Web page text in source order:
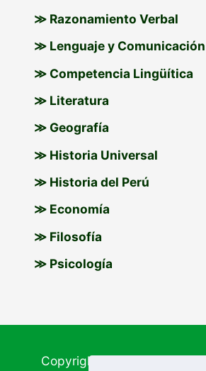
≫ Razonamiento Verbal
≫ Lenguaje y Comunicación
≫ Competencia Lingüítica
≫ Literatura
≫ Geografía
≫ Historia Universal
≫ Historia del Perú
≫ Economía
≫ Filosofía
≫ Psicología
Copyright © 2026